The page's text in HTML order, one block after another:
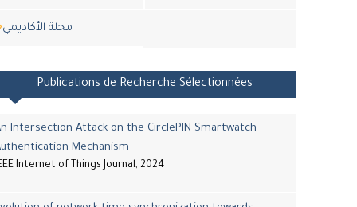
مجلة اﻷكاديمي
Publications de Recherche Sélectionnées
Intersection Attack on the CirclePIN Smartwatch
Mechanism
Internet of Things Journal, 2024